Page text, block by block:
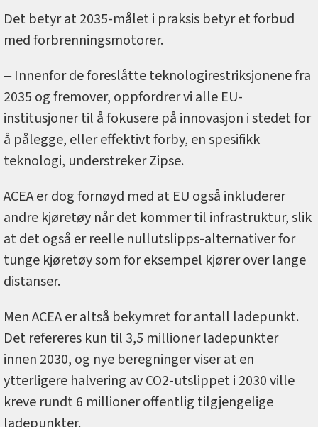
Det betyr at 2035-målet i praksis betyr et forbud
med forbrenningsmotorer.
‒ Innenfor de foreslåtte teknologirestriksjonene fra
2035 og fremover, oppfordrer vi alle EU-
institusjoner til å fokusere på innovasjon i stedet for
å pålegge, eller effektivt forby, en spesifikk
teknologi, understreker Zipse.
ACEA er dog fornøyd med at EU også inkluderer
andre kjøretøy når det kommer til infrastruktur, slik
at det også er reelle nullutslipps-alternativer for
tunge kjøretøy som for eksempel kjører over lange
distanser.
Men ACEA er altså bekymret for antall ladepunkt.
Det refereres kun til 3,5 millioner ladepunkter
innen 2030, og nye beregninger viser at en
ytterligere halvering av CO2-utslippet i 2030 ville
kreve rundt 6 millioner offentlig tilgjengelige